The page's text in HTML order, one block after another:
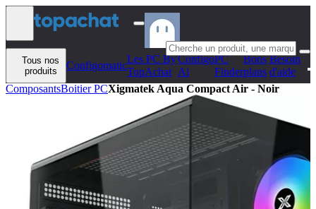
Aller au contenu
Tous nos
produits
Configomatic
Les PC By
TopAchat
Configo
Ai
PC
Finder
Bons
plans
Besoin
d'aide
ComposantsBoitier PCXigmatek Aqua Compact Air - Noir